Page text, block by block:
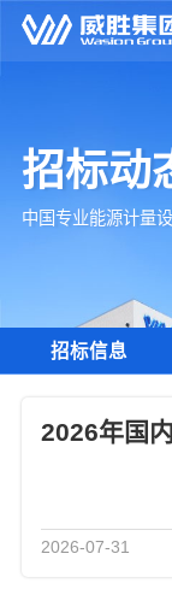
招标动
中国专业能源计量
招标信息
2026-07-31